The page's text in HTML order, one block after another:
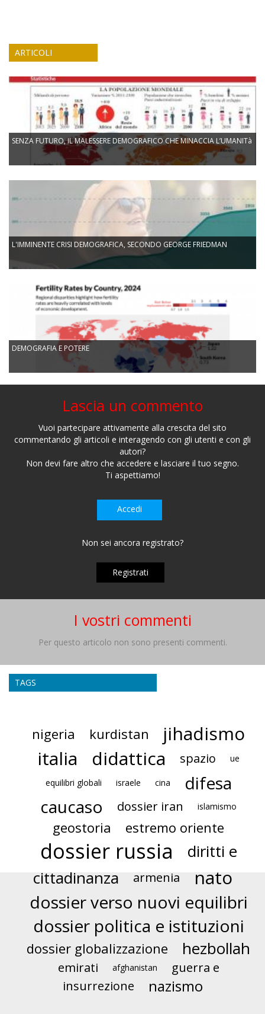
ARTICOLI
SENZA FUTURO, IL MALESSERE DEMOGRAFICO CHE MINACCIA L’UMANITà
L'IMMINENTE CRISI DEMOGRAFICA, SECONDO GEORGE FRIEDMAN
DEMOGRAFIA E POTERE
Lascia un commento
Vuoi partecipare attivamente alla crescita del sito
commentando gli articoli e interagendo con gli utenti e con gli
autori?
Non devi fare altro che accedere e lasciare il tuo segno.
Ti aspettiamo!
Accedi
Non sei ancora registrato?
Registrati
I vostri commenti
Per questo articolo non sono presenti commenti.
TAGS
nigeria kurdistan
jihadismo
italia
didattica spazio ue
equilibri globali israele cina
difesa
caucaso
dossier iran islamismo
geostoria estremo oriente
dossier russia
diritti e
cittadinanza
armenia nato
dossier verso nuovi equilibri
dossier politica e istituzioni
dossier globalizzazione hezbollah
emirati afghanistan
guerra e
insurrezione
nazismo